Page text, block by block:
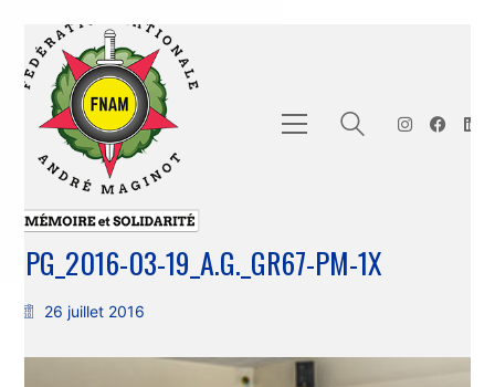
JPG_2016-03-19_A.G._GR67-PM-1X
26 juillet 2016